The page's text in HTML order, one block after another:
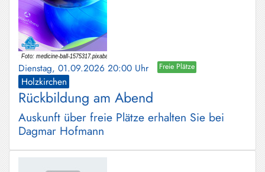
Dienstag, 01.09.2026 20:00 Uhr Freie Plätze
Holzkirchen
Rückbildung am Abend
Auskunft über freie Plätze erhalten Sie bei
Dagmar Hofmann